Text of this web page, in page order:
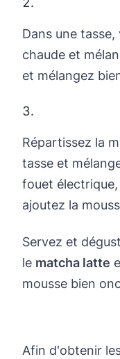
Dans une
chaude et
et mélangez
Répartissez la
tasse et
fouet
ajoutez la
Servez et
le matcha latte
mousse bien
Afin d'obtenir